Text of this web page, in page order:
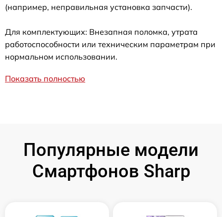
(например, неправильная установка запчасти).
Для комплектующих: Внезапная поломка, утрата
работоспособности или техническим параметрам при
нормальном использовании.
Показать полностью
Популярные модели
Смартфонов Sharp